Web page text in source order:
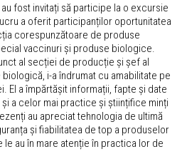
fost invitați să participe la o excursie
a oferit participanților oportunitatea
corespunzătoare de produse
vaccinuri și produse biologice.
al secției de producție și șef al
i-a îndrumat cu amabilitate pe
El a împărtășit informații, fapte și date
a celor mai practice și științifice minți
au apreciat tehnologia de ultimă
și fiabilitatea de top a produselor
au în mare atenție în practica lor de